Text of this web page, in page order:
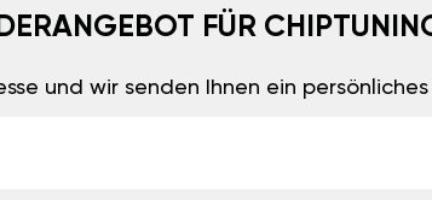
FÜR
und wir senden Ihnen ein